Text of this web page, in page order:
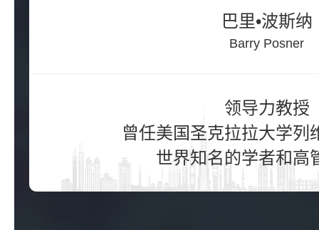
巴里•波斯纳
Barry Posner
领导力教授
曾任美国圣克拉拉大学列
世界知名的学者和高